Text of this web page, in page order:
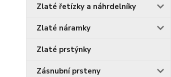
Zlaté řetízky a náhrdelníky
Zlaté náramky
Zlaté prstýnky
Zásnubní prsteny